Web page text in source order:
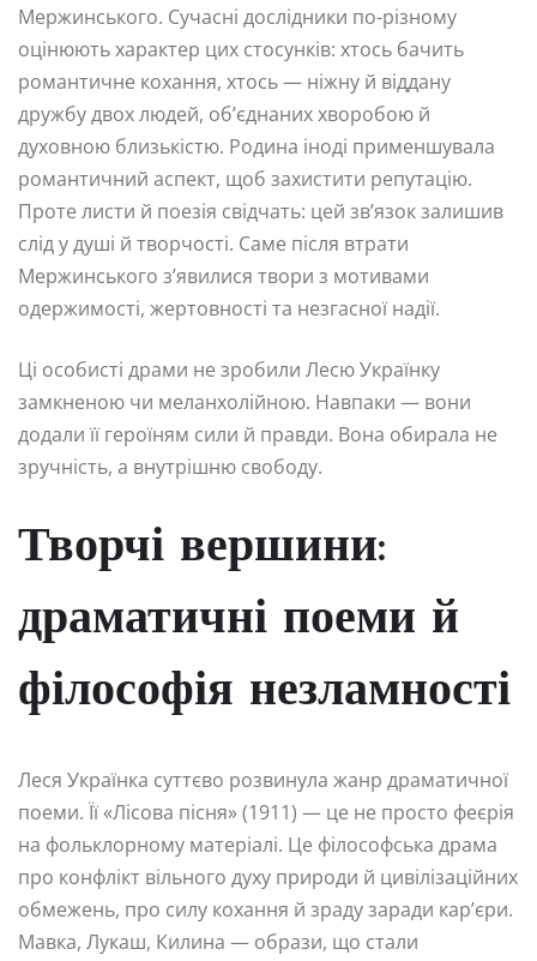
Мержинського. Сучасні дослідники по-різному
оцінюють характер цих стосунків: хтось бачить
романтичне кохання, хтось — ніжну й віддану
дружбу двох людей, об’єднаних хворобою й
духовною близькістю. Родина іноді применшувала
романтичний аспект, щоб захистити репутацію.
Проте листи й поезія свідчать: цей зв’язок залишив
слід у душі й творчості. Саме після втрати
Мержинського з’явилися твори з мотивами
одержимості, жертовності та незгасної надії.
Ці особисті драми не зробили Лесю Українку
замкненою чи меланхолійною. Навпаки — вони
додали її героїням сили й правди. Вона обирала не
зручність, а внутрішню свободу.
Творчі вершини:
драматичні поеми й
філософія незламності
Леся Українка суттєво розвинула жанр драматичної
поеми. Її «Лісова пісня» (1911) — це не просто феєрія
на фольклорному матеріалі. Це філософська драма
про конфлікт вільного духу природи й цивілізаційних
обмежень, про силу кохання й зраду заради кар’єри.
Мавка, Лукаш, Килина — образи, що стали